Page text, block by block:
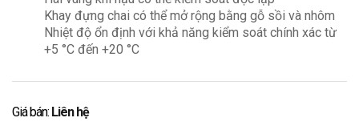
Khay đựng chai có thể mở rộng bằng gỗ sồi và nhôm
Nhiệt độ ổn định với khả năng kiểm soát chính xác từ
+5 °C đến +20 °C
Giá bán: Liên hệ